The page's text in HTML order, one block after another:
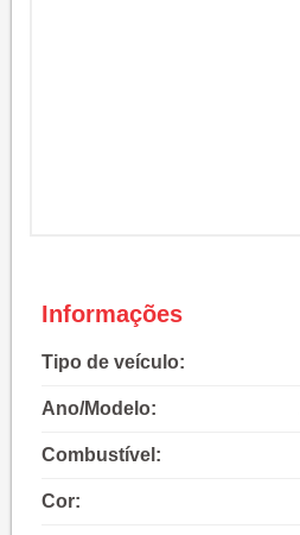
Informações
Tipo de veículo:
Ano/Modelo:
Combustível:
Cor: